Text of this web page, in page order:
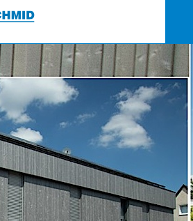
Links